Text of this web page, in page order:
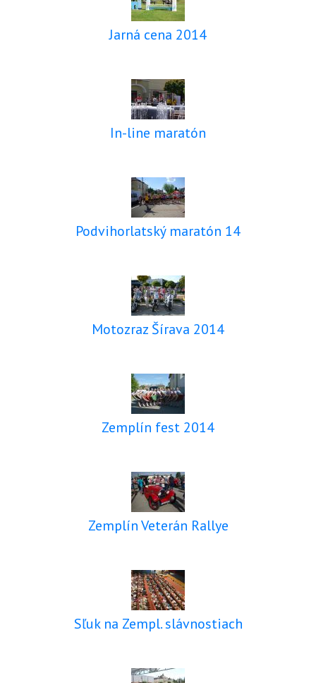
Jarná cena 2014
In-line maratón
Podvihorlatský maratón 14
Motozraz Šírava 2014
Zemplín fest 2014
Zemplín Veterán Rallye
Sľuk na Zempl. slávnostiach